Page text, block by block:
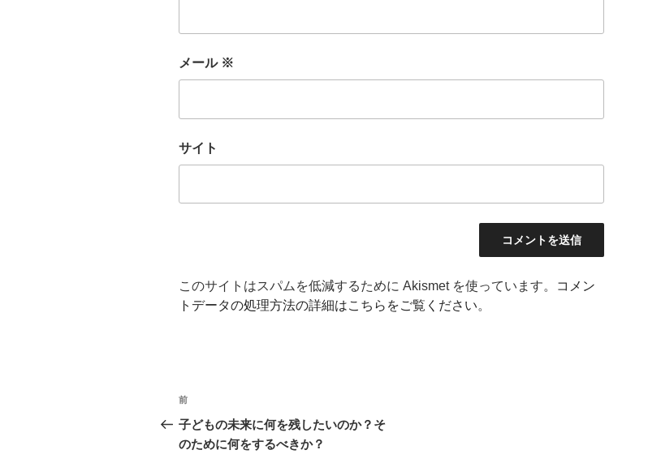
メール ※
サイト
このサイトはスパムを低減するために Akismet を使っています。
コメン
トデータの処理方法の詳細はこちらをご覧ください。
投
稿
ナ
前
の
投
前
子どもの未来に何を残したいのか？そ
のために何をするべきか？